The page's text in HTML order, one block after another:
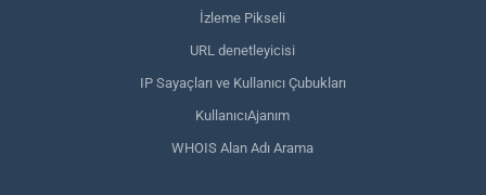
İzleme Pikseli
URL denetleyicisi
IP Sayaçları ve Kullanıcı Çubukları
KullanıcıAjanım
WHOIS Alan Adı Arama